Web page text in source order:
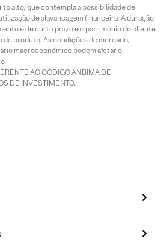
alto, que contempla a possibilidade de
de alavancagem financeira. A duração
é de curto prazo e o patrimônio do cliente
de produto. As condições de mercado,
macroeconômico podem afetar o
AO CÓDIGO ANBIMA DE
DE INVESTIMENTO.